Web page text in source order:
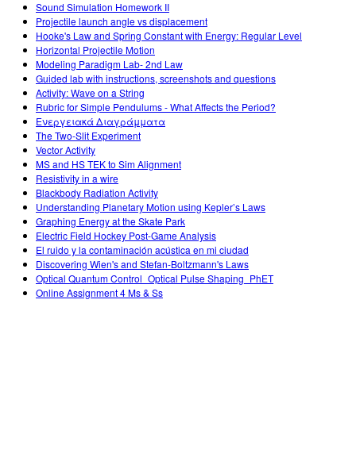
Sound Simulation Homework II
Projectile launch angle vs displacement
Hooke's Law and Spring Constant with Energy: Regular Level
Horizontal Projectile Motion
Modeling Paradigm Lab- 2nd Law
Guided lab with instructions, screenshots and questions
Activity: Wave on a String
Rubric for Simple Pendulums - What Affects the Period?
Ενεργειακά Διαγράμματα
The Two-Slit Experiment
Vector Activity
MS and HS TEK to Sim Alignment
Resistivity in a wire
Blackbody Radiation Activity
Understanding Planetary Motion using Kepler’s Laws
Graphing Energy at the Skate Park
Electric Field Hockey Post-Game Analysis
El ruido y la contaminación acústica en mi ciudad
Discovering Wien's and Stefan-Boltzmann's Laws
Optical Quantum Control_Optical Pulse Shaping_PhET
Online Assignment 4 Ms & Ss